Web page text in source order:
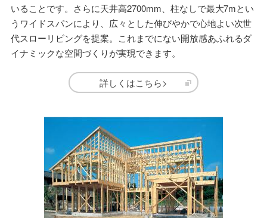
いることです。さらに天井高2700mm、柱なしで最大7mとい
うワイドスパンにより、広々とした伸びやかで心地よい次世
代スローリビングを提案。これまでにない開放感あふれるダ
イナミックな空間づくりが実現できます。
詳しくはこちら>